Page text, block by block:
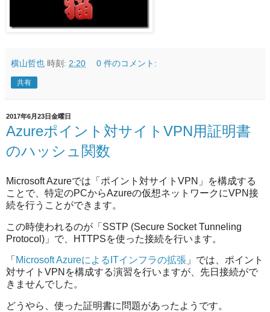
横山哲也 時刻: 2:20 0 件のコメント:
共有
2017年6月23日金曜日
Azureポイント対サイトVPN用証明書
のハッシュ関数
Microsoft Azureでは「ポイント対サイトVPN」を構成する
ことで、特定のPCからAzureの仮想ネットワークにVPN接
続を行うことができます。
この時使われるのが「SSTP (Secure Socket Tunneling
Protocol)」で、HTTPSを使った接続を行います。
「 Microsoft AzureによるITインフラの拡張 」では、ポイント
対サイトVPNを構成する演習を行いますが、先日接続がで
きませんでした。
どうやら、使った証明書に問題があったようです。